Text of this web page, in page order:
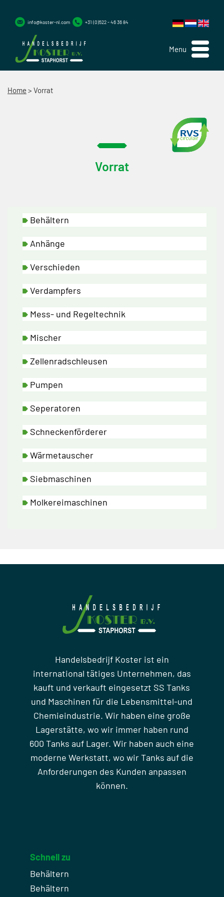
Menu
info@koster-nl.com +31 (0)522 - 46 36 84
Home > Vorrat
Vorrat
Behältern
Anhänge
Verschieden
Verdampfers
Mess- und Regeltechnik
Mischer
Zellenradschleusen
Pumpen
Seperatoren
Schneckenförderer
Wärmetauscher
Siebmaschinen
Molkereimaschinen
Handelsbedrijf Koster ist ein
international tätiges Unternehmen, das
kauft und verkauft eingesetzt SS Tanks
und Maschinen für die Lebensmittel-und
Chemieindustrie. Wir haben eine große
Lagerstätte, wo wir immer haben rund
600 Tanks auf Lager. Wir haben auch eine
moderne Werkstatt, wo wir Tanks auf die
Anforderungen des Kunden anpassen
können.
Schnell zu
Behältern
Behältern